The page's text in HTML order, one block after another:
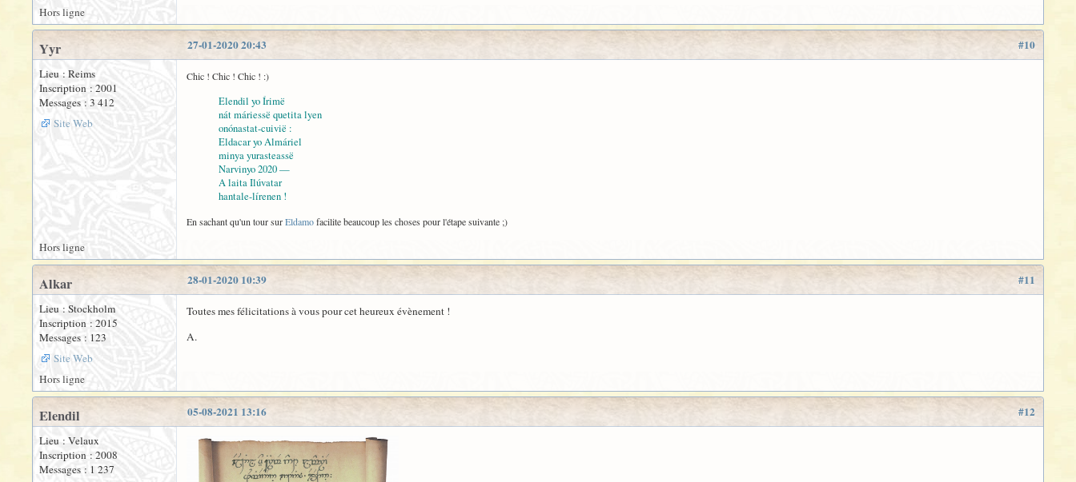
Hors ligne
#10
27-01-2020 20:43
Yyr
Lieu : Reims
Inscription : 2001
Messages : 3 412
Site Web
Chic ! Chic ! Chic ! :)
Elendil yo Írimë
nát máriessë quetita lyen
onónastat-cuivië :
Eldacar yo Almáriel
minya yurasteassë
Narvinyo 2020 —
A laita Ilúvatar
hantale-lírenen !
En sachant qu'un tour surEldamofacilite beaucoup les choses pour l'étape suivante ;)
Hors ligne
#11
28-01-2020 10:39
Alkar
Lieu : Stockholm
Inscription : 2015
Messages : 123
Site Web
Toutes mes félicitations à vous pour cet heureux évènement !
A.
Hors ligne
#12
05-08-2021 13:16
Elendil
Lieu : Velaux
Inscription : 2008
Messages : 1 237